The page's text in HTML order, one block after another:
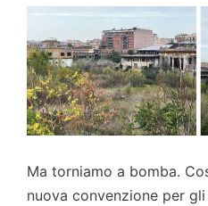
Ma torniamo a bomba.
nuova convenzione per